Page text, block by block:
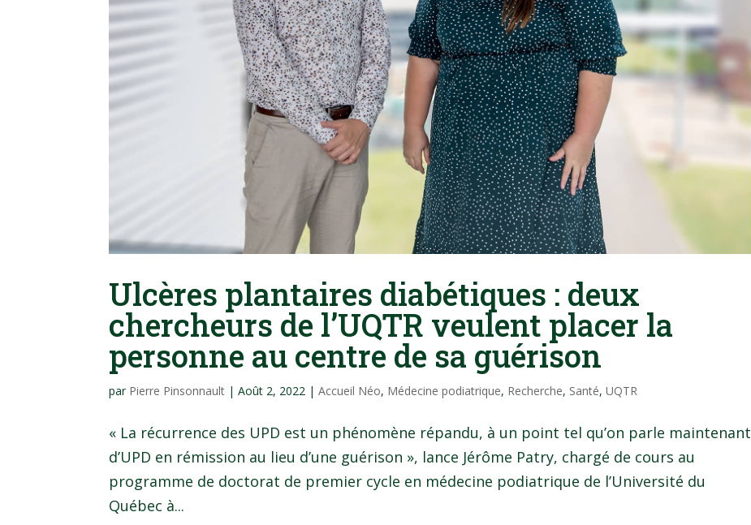
Ulcères plantaires diabétiques : deux
chercheurs de l’UQTR veulent placer la
personne au centre de sa guérison
par Pierre Pinsonnault |Août 2, 2022 |Accueil Néo, Médecine podiatrique, Recherche, Santé,UQTR
« La récurrence des UPD est un phénomène répandu, à un point tel qu’on parle maintenant
d’UPD en rémission au lieu d’une guérison », lance Jérôme Patry, chargé de cours au
programme de doctorat de premier cycle en médecine podiatrique de l’Université du
Québec à...